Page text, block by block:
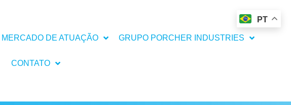
MERCADO DE ATUAÇÃO GRUPO PORCHER INDUSTRIES
CONTATO
PT